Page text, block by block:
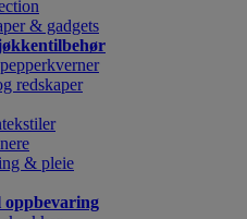
& gadgets
redskaper
& pleie
oppbevaring